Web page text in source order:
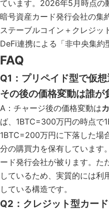
ています。2026年5月時点の
暗号資産カード発行会社の集
ステーブルコイン＋クレジッ
DeFi連携による「非中央集約
FAQ
Q1：プリペイド型で仮
その後の価格変動は誰が
A：チャージ後の価格変動は
ば、1BTC=300万円の時点で
1BTC=200万円に下落した場
分の購買力を保有しています
ード発行会社が被ります。た
しているため、実質的には利
している構造です。
Q2：クレジット型カー